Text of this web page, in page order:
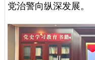
党治警向纵深发展。